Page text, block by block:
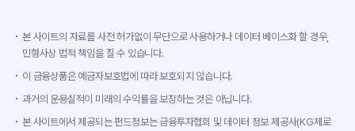
본 사이트의 자료를 사전 허가없이 무단으로 사용하거나 데이터 베이스화 할 경우,
민형사상 법적 책임을 질 수 있습니다.
이 금융상품은 예금자보호법에 따라 보호되지 않습니다.
과거의 운용실적이 미래의 수익률을 보장하는 것은 아닙니다.
본 사이트에서 제공되는 펀드정보는 금융투자협회 및 데이터 정보 제공사(KG제로